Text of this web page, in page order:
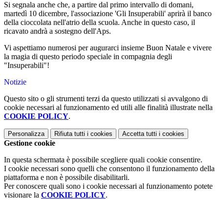
Si segnala anche che, a partire dal primo intervallo di domani,
martedì 10 dicembre, l'associazione 'Gli Insuperabili' aprirà il banco
della cioccolata nell'atrio della scuola. Anche in questo caso, il
ricavato andrà a sostegno dell'Aps.
Vi aspettiamo numerosi per augurarci insieme Buon Natale e vivere
la magia di questo periodo speciale in compagnia degli
"Insuperabili"!
Notizie
Questo sito o gli strumenti terzi da questo utilizzati si avvalgono di
cookie necessari al funzionamento ed utili alle finalità illustrate nella
COOKIE POLICY.
Personalizza Rifiuta tutti i cookies Accetta tutti i cookies
Gestione cookie
In questa schermata è possibile scegliere quali cookie consentire.
I cookie necessari sono quelli che consentono il funzionamento della
piattaforma e non è possibile disabilitarli.
Per conoscere quali sono i cookie necessari al funzionamento potete
visionare la COOKIE POLICY.